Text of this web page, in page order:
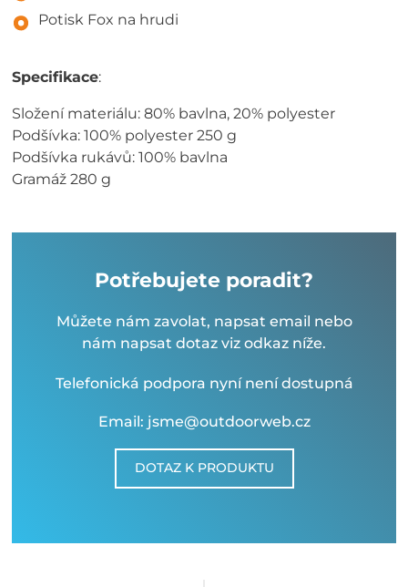
Potisk Fox na hrudi
Specifikace:
Složení materiálu: 80% bavlna, 20% polyester
Podšívka: 100% polyester 250 g
Podšívka rukávů: 100% bavlna
Gramáž 280 g
Potřebujete poradit?
Můžete nám zavolat, napsat email nebo
nám napsat dotaz viz odkaz níže.
Telefonická podpora nyní není dostupná
Email: jsme@outdoorweb.cz
DOTAZ K PRODUKTU